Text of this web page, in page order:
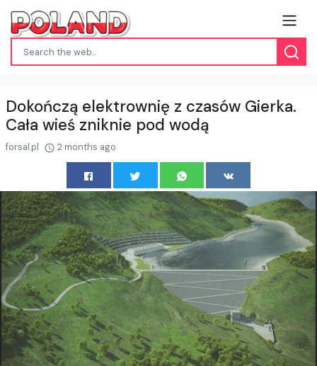
Dokończą elektrownię z czasów Gierka.
Cała wieś zniknie pod wodą
forsal.pl 2 months ago